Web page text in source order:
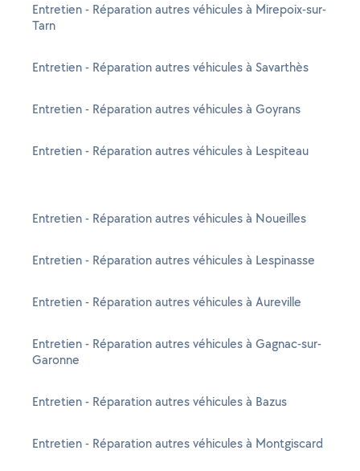
Entretien - Réparation autres véhicules à Mirepoix-sur-
Tarn
Entretien - Réparation autres véhicules à Savarthès
Entretien - Réparation autres véhicules à Goyrans
Entretien - Réparation autres véhicules à Lespiteau
Entretien - Réparation autres véhicules à Noueilles
Entretien - Réparation autres véhicules à Lespinasse
Entretien - Réparation autres véhicules à Aureville
Entretien - Réparation autres véhicules à Gagnac-sur-
Garonne
Entretien - Réparation autres véhicules à Bazus
Entretien - Réparation autres véhicules à Montgiscard